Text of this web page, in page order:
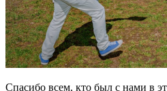
Спасибо всем, кто был с нами в